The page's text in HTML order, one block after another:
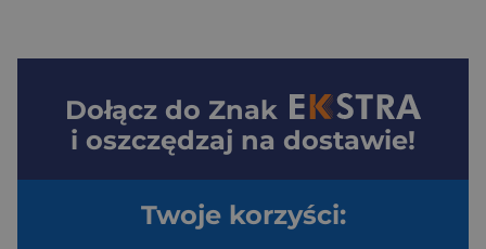
Dołącz do Znak
i oszczędzaj na dostawie!
Twoje korzyści: